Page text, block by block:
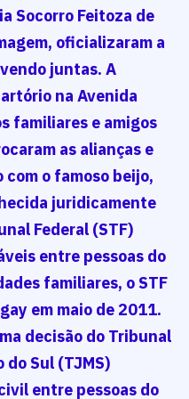
Socorro Feitoza de
oficializaram a
juntas. A
na Avenida
familiares e amigos
as alianças e
o famoso beijo,
juridicamente
Federal (STF)
entre pessoas do
familiares, o STF
em maio de 2011.
decisão do Tribunal
do Sul (TJMS)
entre pessoas do